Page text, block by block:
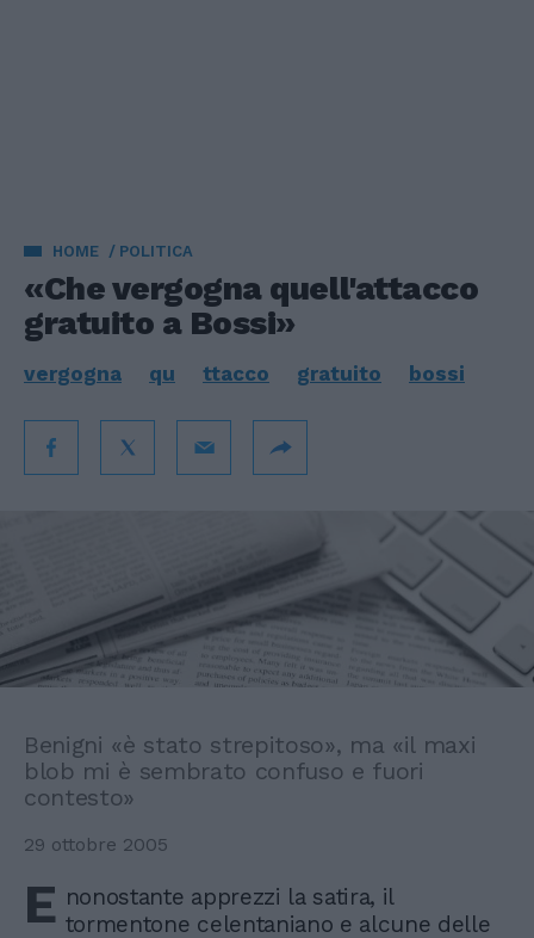
HOME POLITICA
«Che vergogna quell'attacco
gratuito a Bossi»
vergogna qu ttacco gratuito bossi
Benigni «è stato strepitoso», ma «il maxi
blob mi è sembrato confuso e fuori
contesto»
29 ottobre 2005
E nonostante apprezzi la satira, il
tormentone celentaniano e alcune delle